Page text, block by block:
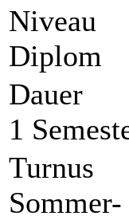
Niveau
Diplom
Dauer
1
Turnus